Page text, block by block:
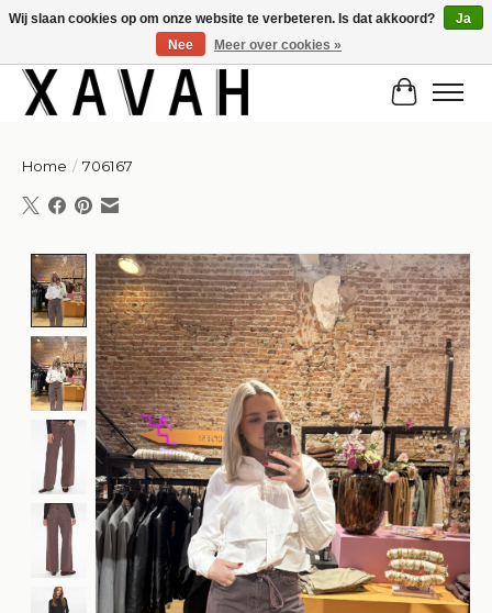
Hi gorgeous! ✨ Kortingscode for 20% off: Summersale!
Home / 706167
Product image slideshow Items
Wij slaan cookies op om onze website te verbeteren. Is dat akkoord?
Ja
Nee
Meer over cookies »